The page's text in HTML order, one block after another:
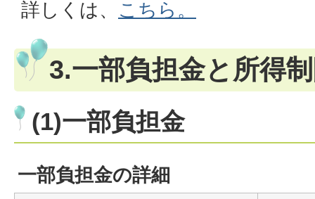
詳しくは、 こちら。
3.一部負担金と所得
(1)一部負担金
一部負担金の詳細